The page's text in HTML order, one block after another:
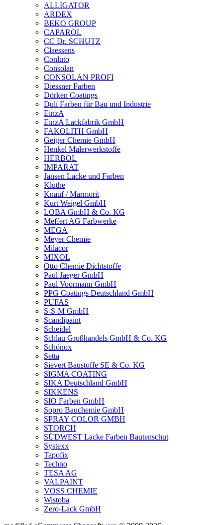
ALLIGATOR
ARDEX
BEKO GROUP
CAPAROL
CC Dr. SCHUTZ
Claessens
Conluto
Consolan
CONSOLAN PROFI
Diessner Farben
Dörken Coatings
Duli Farben für Bau und Industrie
EinzA
EinzA Lackfabrik GmbH
FAKOLITH GmbH
Geiger Chemie GmbH
Henkel Malerwerkstoffe
HERBOL
IMPARAT
Jansen Lacke und Farben
Kluthe
Knauf / Marmorit
Kurt Weigel GmbH
LOBA GmbH & Co. KG
Meffert AG Farbwerke
MEGA
Meyer Chemie
Milacor
MIXOL
Otto Chemie Dichtstoffe
Paul Jaeger GmbH
Paul Voormann GmbH
PPG Coatings Deutschland GmbH
PUFAS
S-S-M GmbH
Scandipaint
Scheidel
Schlau Großhandels GmbH & Co. KG
Schönox
Setta
Sievert Baustoffe SE & Co. KG
SIGMA COATING
SIKA Deutschland GmbH
SIKKENS
SIO Farben GmbH
Sopro Bauchemie GmbH
SPRAY COLOR GMBH
STORCH
SÜDWEST Lacke Farben Bautenschut
Systexx
Tapofix
Techno
TESA AG
VALPAINT
VOSS CHEMIE
Wistoba
Zero-Lack GmbH